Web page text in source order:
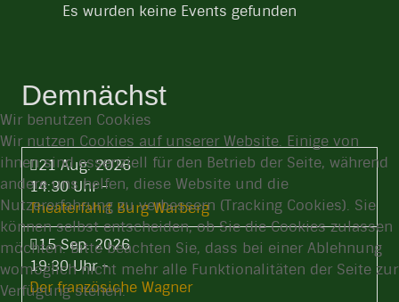
Es wurden keine Events gefunden
Demnächst
21 Aug. 2026
14:30 Uhr-
Theaterfahrt Burg Warberg
15 Sep. 2026
19:30 Uhr-
Der französiche Wagner
Wir benutzen Cookies
Wir nutzen Cookies auf unserer Website. Einige von
ihnen sind essenziell für den Betrieb der Seite, während
andere uns helfen, diese Website und die
Nutzererfahrung zu verbessern (Tracking Cookies). Sie
können selbst entscheiden, ob Sie die Cookies zulassen
möchten. Bitte beachten Sie, dass bei einer Ablehnung
womöglich nicht mehr alle Funktionalitäten der Seite zur
Verfügung stehen.